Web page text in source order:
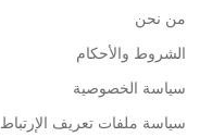
من نحن
الشروط والأحكام
سياسة الخصوصية
سياسة ملفات تعريف الإرتباط